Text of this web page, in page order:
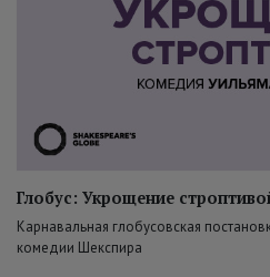
Глобус: Укрощение
Карнавальная глобусовская
комедии Шекспира